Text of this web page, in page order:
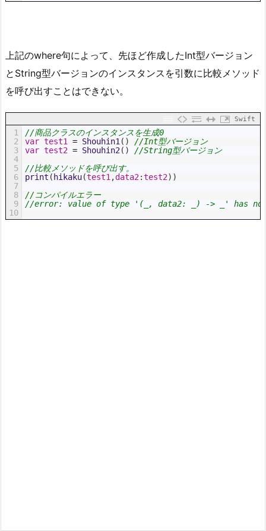
上記のwhere句によって、先ほど作成したInt型バージョン
とString型バージョンのインスタンスを引数に比較メソッド
を呼び出すことはできない。
Swift
1
2
3
4
5
6
7
8
9
10
//商品クラスのインスタンスを生成0
var test1 = Shouhin1 ( )
//Int型バージョン
var test2 = Shouhin2( )
//String型バージョン
//比較メソッドを呼び出す。
print ( hikaku(test1 ,data2:test2) )
//コンパイルエラー
//error: value of type '(_, data2: _) -> _' has no